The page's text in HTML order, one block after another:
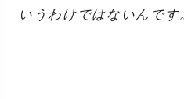
いうわけではないんです。